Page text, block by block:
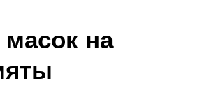
на